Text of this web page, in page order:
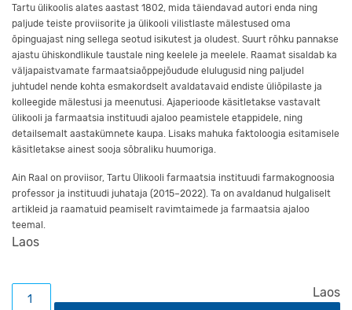
Tartu ülikoolis alates aastast 1802, mida täiendavad autori enda ning
paljude teiste proviisorite ja ülikooli vilistlaste mälestused oma
õpinguajast ning sellega seotud isikutest ja oludest. Suurt rõhku pannakse
ajastu ühiskondlikule taustale ning keelele ja meelele. Raamat sisaldab ka
väljapaistvamate farmaatsiaõppejõudude elulugusid ning paljudel
juhtudel nende kohta esmakordselt avaldatavaid endiste üliõpilaste ja
kolleegide mälestusi ja meenutusi. Ajaperioode käsitletakse vastavalt
ülikooli ja farmaatsia instituudi ajaloo peamistele etappidele, ning
detailsemalt aastakümnete kaupa. Lisaks mahuka faktoloogia esitamisele
käsitletakse ainest sooja sõbraliku huumoriga.
Ain Raal on proviisor, Tartu Ülikooli farmaatsia instituudi farmakognoosia
professor ja instituudi juhataja (2015–2022). Ta on avaldanud hulgaliselt
artikleid ja raamatuid peamiselt ravimtaimede ja farmaatsia ajaloo
teemal.
Laos
Laos
Kellahelin pühamus. Tartu ülikoolist ja farmaatsiast kogus